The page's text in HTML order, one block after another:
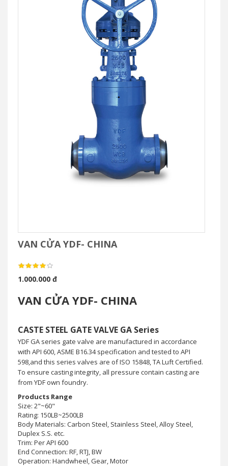
VAN CỬA YDF- CHINA
1.000.000 đ
VAN CỬA YDF- CHINA
CASTE STEEL GATE VALVE GA Series
YDF GA series gate valve are manufactured in accordance
with API 600, ASME B16.34 specification and tested to API
598,and this series valves are of ISO 15848, TA Luft Certified.
To ensure casting integrity, all pressure contain casting are
from YDF own foundry.
Products Range
Size: 2"~60"
Rating: 150LB~2500LB
Body Materials: Carbon Steel, Stainless Steel, Alloy Steel,
Duplex S.S. etc.
Trim: Per API 600
End Connection: RF, RTJ, BW
Operation: Handwheel, Gear, Motor